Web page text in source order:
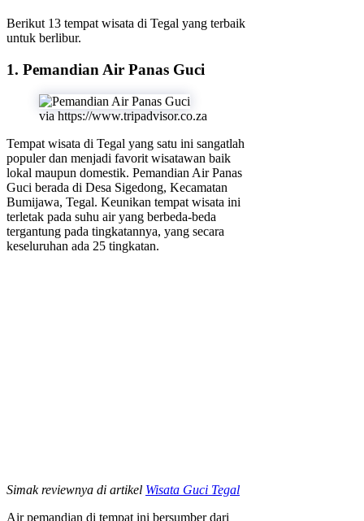
Berikut 13 tempat wisata di Tegal yang terbaik
untuk berlibur.
1. Pemandian Air Panas Guci
via https://www.tripadvisor.co.za
Tempat wisata di Tegal yang satu ini sangatlah
populer dan menjadi favorit wisatawan baik
lokal maupun domestik. Pemandian Air Panas
Guci berada di Desa Sigedong, Kecamatan
Bumijawa, Tegal. Keunikan tempat wisata ini
terletak pada suhu air yang berbeda-beda
tergantung pada tingkatannya, yang secara
keseluruhan ada 25 tingkatan.
Simak reviewnya di artikel Wisata Guci Tegal
Air pemandian di tempat ini bersumber dari